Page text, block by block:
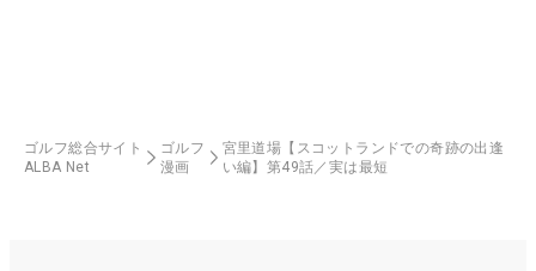
ゴルフ総合サイト
ALBA Net
ゴルフ
漫画
宮里道場【スコットランドでの奇跡の出逢
い編】第49話／実は最短